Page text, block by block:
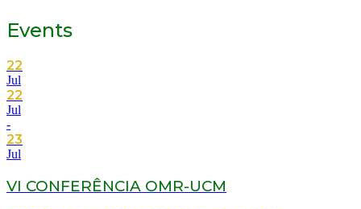
Events
22
Jul
22
Jul
-
23
Jul
VI CONFERÊNCIA OMR-UCM